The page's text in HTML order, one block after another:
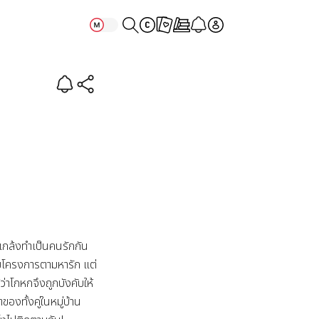
ล้งทำเป็นคนรักกัน
โครงการตามหารัก แต่
าโกหกจึงถูกบังคับให้
ของทั้งคู่ในหมู่บ้าน